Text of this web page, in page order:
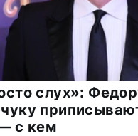
слух»:
с кем